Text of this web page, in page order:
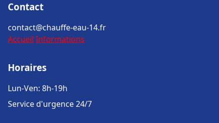
Contact
contact@chauffe-eau-14.fr
Accueil Informations
Horaires
Lun-Ven: 8h-19h
Service d'urgence 24/7